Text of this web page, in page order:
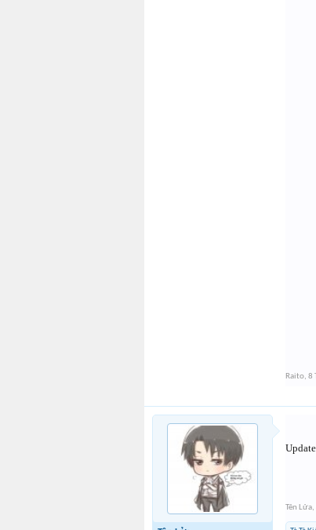
Raito, 8
Tên Lửa,